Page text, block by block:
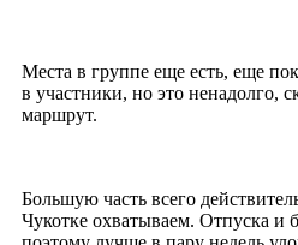
Места в группе еще есть, еще
в участники, но это ненадолго,
маршрут.
Большую часть всего
Чукотке охватываем. Отпуска и